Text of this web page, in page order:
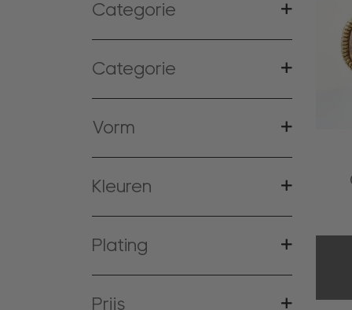
Categorie
Categorie
Vorm
Kleuren
Plating
Prijs